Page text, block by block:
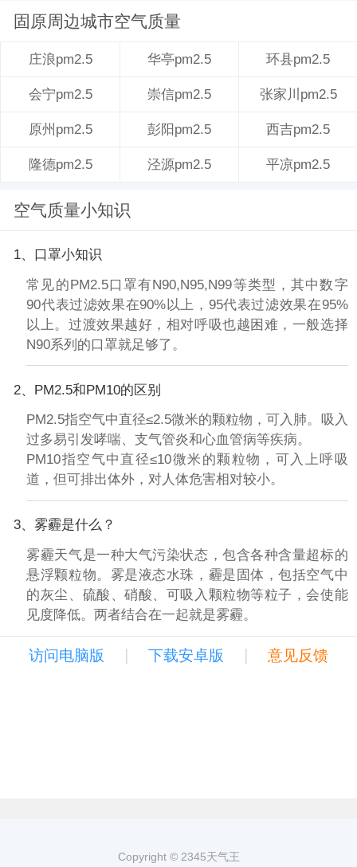
固原周边城市空气质量
庄浪pm2.5 华亭pm2.5 环县pm2.5
会宁pm2.5 崇信pm2.5 张家川pm2.5
原州pm2.5 彭阳pm2.5 西吉pm2.5
隆德pm2.5 泾源pm2.5 平凉pm2.5
空气质量小知识
1、口罩小知识
常见的PM2.5口罩有N90,N95,N99等类型，其中数字
90代表过滤效果在90%以上，95代表过滤效果在95%
以上。过渡效果越好，相对呼吸也越困难，一般选择
N90系列的口罩就足够了。
2、PM2.5和PM10的区别
PM2.5指空气中直径≤2.5微米的颗粒物，可入肺。吸入
过多易引发哮喘、支气管炎和心血管病等疾病。
PM10指空气中直径≤10微米的颗粒物，可入上呼吸
道，但可排出体外，对人体危害相对较小。
3、雾霾是什么？
雾霾天气是一种大气污染状态，包含各种含量超标的
悬浮颗粒物。雾是液态水珠，霾是固体，包括空气中
的灰尘、硫酸、硝酸、可吸入颗粒物等粒子，会使能
见度降低。两者结合在一起就是雾霾。
访问电脑版 | 下载安卓版 | 意见反馈
Copyright © 2345天气王